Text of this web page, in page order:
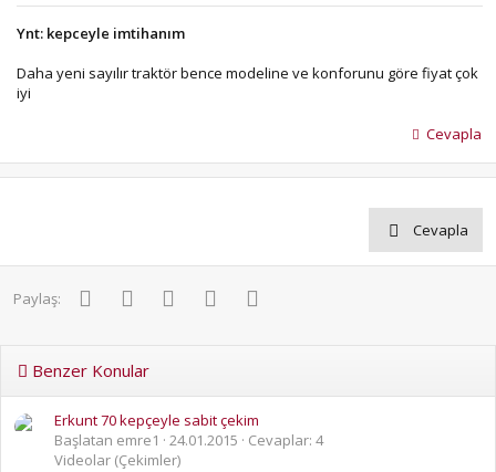
Ynt: kepceyle imtihanım
Daha yeni sayılır traktör bence modeline ve konforunu göre fiyat çok
iyi
Cevapla
Cevapla
Paylaş: FacebookTwitter PinterestWhatsApp
Benzer Konular
Erkunt 70 kepçeyle sabit çekim
Başlatan emre1
24.01.2015
Cevaplar: 4
Videolar (Çekimler)